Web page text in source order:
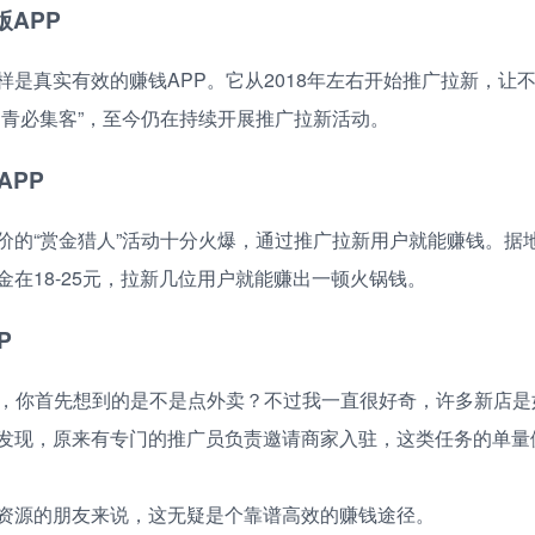
APP
是真实有效的赚钱APP。它从2018年左右开始推广拉新，让
必集客”，至今仍在持续开展推广拉新活动。
的“赏金猎人”活动十分火爆，通过推广拉新用户就能赚钱。据
在18-25元，拉新几位用户就能赚出一顿火锅钱。
你首先想到的是不是点外卖？不过我一直很好奇，许多新店
现，原来有专门的推广员负责邀请商家入驻，这类任务的单
源的朋友来说，这无疑是个靠谱高效的赚钱途径。